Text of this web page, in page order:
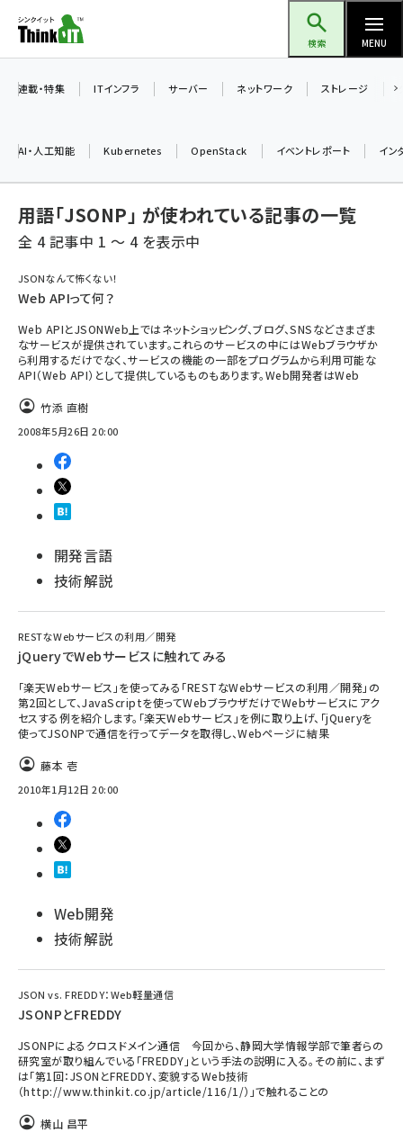
ン
ツ
検索 MENU
加藤銘のチーム貢献～仲間と築いた勝利の絆～ (2308)
iot女子会 (2273)
北海道をのんびり旅する晴山佳須夫のヒント集！ (2025)
drupal (1947)
genai (1477)
abc123 (1352)
ai crunch (1348)
連載・特集 ITインフラ サーバー ネットワーク ストレージ
AI・人工知能 Kubernetes OpenStack イベントレポート イン
用語「JSONP」 が使われている記事の一覧
全 4 記事中 1 ～ 4 を表示中
JSONなんて怖くない！
Web APIって何？
Web APIとJSONWeb上ではネットショッピング、ブログ、SNSなどさまざま
なサービスが提供されています。これらのサービスの中にはWebブラウザか
ら利用するだけでなく、サービスの機能の一部をプログラムから利用可能な
API（Web API）として提供しているものもあります。Web開発者はWeb
竹添 直樹
2008年5月26日 20:00
開発言語
技術解説
RESTなWebサービスの利用／開発
jQueryでWebサービスに触れてみる
「楽天Webサービス」を使ってみる「RESTなWebサービスの利用／開発」の
第2回として、JavaScriptを使ってWebブラウザだけでWebサービスにアク
セスする例を紹介します。「楽天Webサービス」を例に取り上げ、「jQueryを
使ってJSONPで通信を行ってデータを取得し、Webページに結果
藤本 壱
2010年1月12日 20:00
Web開発
技術解説
JSON vs. FREDDY：Web軽量通信
JSONPとFREDDY
JSONPによるクロスドメイン通信 今回から、静岡大学情報学部で筆者らの
研究室が取り組んでいる「FREDDY」という手法の説明に入る。その前に、まず
は「第1回：JSONとFREDDY、変貌するWeb技術
（http://www.thinkit.co.jp/article/116/1/）」で触れることの
横山 昌平